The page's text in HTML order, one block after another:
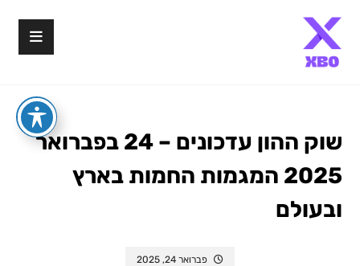
שוק ההון עדכונים – 24 בפברואר
2025 המגמות החמות בארץ
ובעולם
פברואר 24, 2025